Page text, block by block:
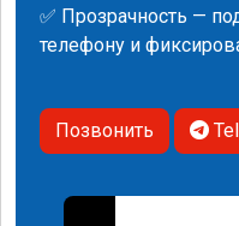
✅ Прозрачность —
телефону и
Позвонить